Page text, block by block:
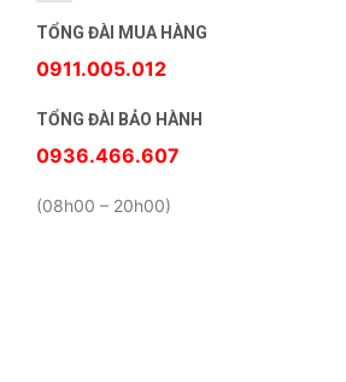
TỔNG ĐÀI MUA HÀNG
0911.005.012
TỔNG ĐÀI BẢO HÀNH
0936.466.607
(08h00 – 20h00)